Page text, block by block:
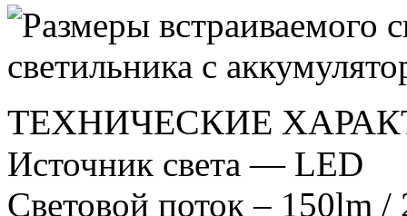
ТЕХНИЧЕСКИЕ
Источник света — LED
Световой поток – 150lm /